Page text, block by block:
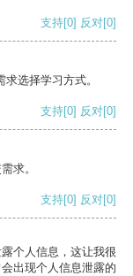
支持[0] 反对[0]
选择学习方式。
支持[0] 反对[0]
求。
支持[0] 反对[0]
个人信息，这让我很
出现个人信息泄露的